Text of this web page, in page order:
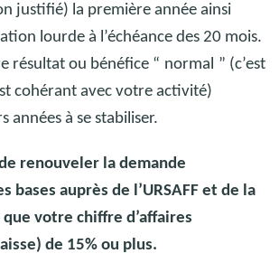
justifié) la première année ainsi
lourde à l’échéance des 20 mois.
résultat ou bénéfice “ normal ” (c’est
cohérant avec votre activité)
années à se stabiliser.
renouveler la demande
bases auprès de l’URSAFF et de la
que votre chiffre d’affaires
de 15% ou plus.